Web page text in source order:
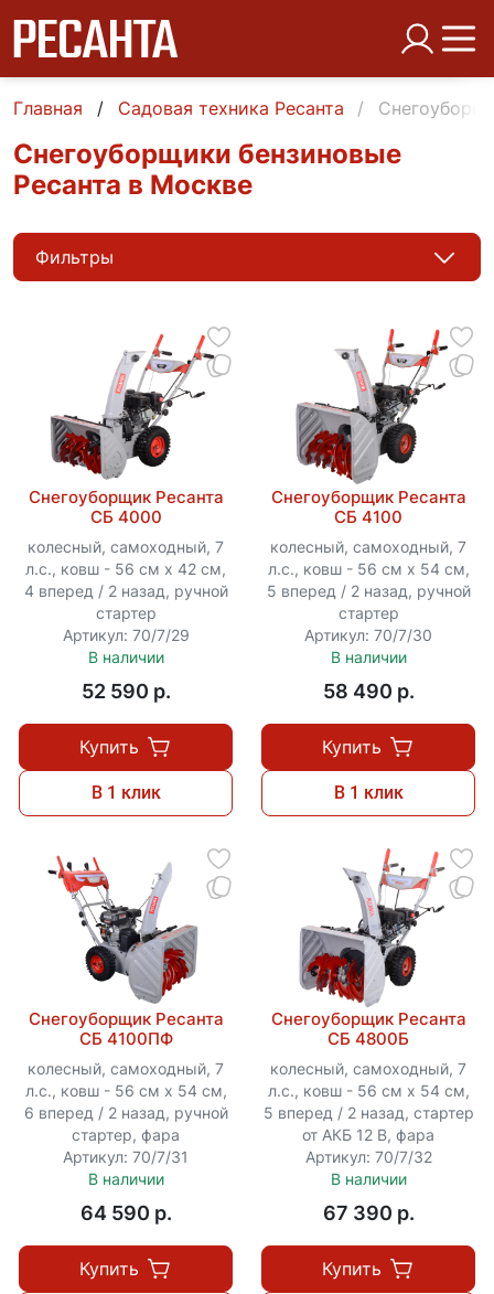
Главная Садовая техника Ресанта
Снегоуборщики бензиновые
Ресанта в Москве
Фильтры
Снегоуборщик Ресанта
СБ 4000
колесный, самоходный, 7
л.с., ковш - 56 см x 42 см,
4 вперед / 2 назад, ручной
стартер
Артикул: 70/7/29
В наличии
52 590 p.
Купить
В 1 клик
Снегоуборщик Ресанта
СБ 4100
колесный, самоходный, 7
л.с., ковш - 56 см x 54 см,
5 вперед / 2 назад, ручной
стартер
Артикул: 70/7/30
В наличии
58 490 p.
Купить
В 1 клик
Снегоуборщик Ресанта
СБ 4100ПФ
колесный, самоходный, 7
л.с., ковш - 56 см x 54 см,
6 вперед / 2 назад, ручной
стартер, фара
Артикул: 70/7/31
В наличии
64 590 p.
Купить
Снегоуборщик Ресанта
СБ 4800Б
колесный, самоходный, 7
л.с., ковш - 56 см x 54 см,
5 вперед / 2 назад, стартер
от АКБ 12 В, фара
Артикул: 70/7/32
В наличии
67 390 p.
Купить